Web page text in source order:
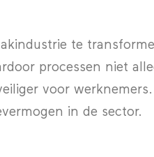
te
processen niet
voor
in de sector.